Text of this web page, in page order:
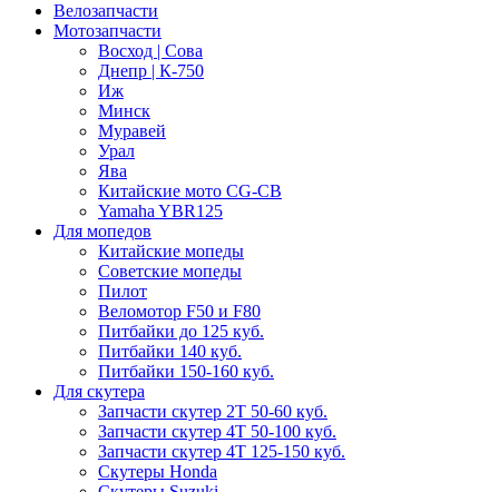
Велозапчасти
Мотозапчасти
Восход | Сова
Днепр | К-750
Иж
Минск
Муравей
Урал
Ява
Китайские мото CG-CB
Yamaha YBR125
Для мопедов
Китайские мопеды
Советские мопеды
Пилот
Веломотор F50 и F80
Питбайки до 125 куб.
Питбайки 140 куб.
Питбайки 150-160 куб.
Для скутера
Запчасти скутер 2Т 50-60 куб.
Запчасти скутер 4Т 50-100 куб.
Запчасти скутер 4Т 125-150 куб.
Скутеры Honda